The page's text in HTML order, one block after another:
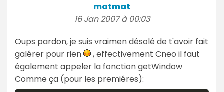
matmat
16 Jan 2007 à 00:03
Oups pardon, je suis vraimen désolé de t'avoir fait
galérer pour rien
, effectivement Cneo il faut
également appeler la fonction getWindow
Comme ça (pour les premiéres):